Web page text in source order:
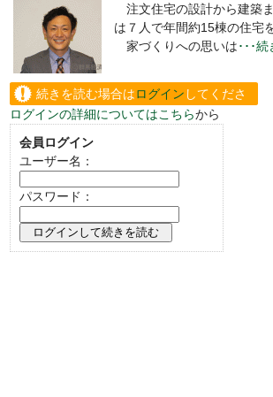
注文住宅の設計から建築
は７人で年間約15棟の住宅
家づくりへの思いは･･･
続きを読む場合はログイン してくださ
い。
ログインの詳細についてはこちらから
会員ログイン
ユーザー名：
パスワード：